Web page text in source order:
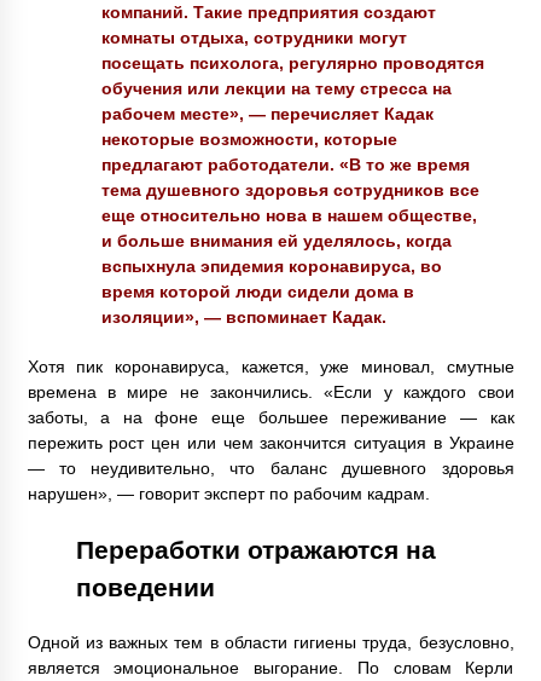
компаний. Такие предприятия создают
комнаты отдыха, сотрудники могут
посещать психолога, регулярно проводятся
обучения или лекции на тему стресса на
рабочем месте», — перечисляет Кадак
некоторые возможности, которые
предлагают работодатели. «В то же время
тема душевного здоровья сотрудников все
еще относительно нова в нашем обществе,
и больше внимания ей уделялось, когда
вспыхнула эпидемия коронавируса, во
время которой люди сидели дома в
изоляции», — вспоминает Кадак.
Хотя пик коронавируса, кажется, уже миновал, смутные
времена в мире не закончились. «Если у каждого свои
заботы, а на фоне еще большее переживание — как
пережить рост цен или чем закончится ситуация в Украине
— то неудивительно, что баланс душевного здоровья
нарушен», — говорит эксперт по рабочим кадрам.
Переработки отражаются на
поведении
Одной из важных тем в области гигиены труда, безусловно,
является эмоциональное выгорание. По словам Керли